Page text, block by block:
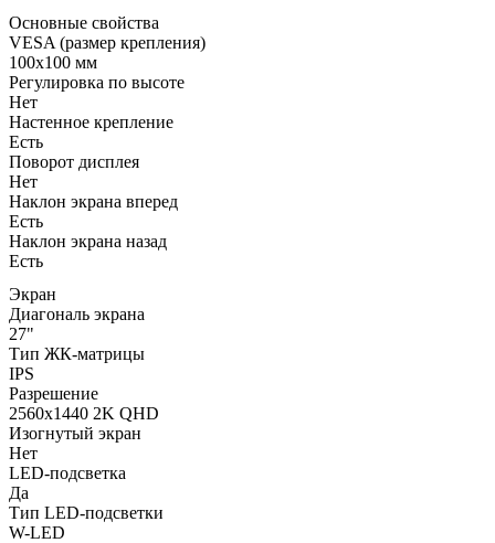
Основные свойства
VESA (размер крепления)
100x100 мм
Регулировка по высоте
Нет
Настенное крепление
Есть
Поворот дисплея
Нет
Наклон экрана вперед
Есть
Наклон экрана назад
Есть
Экран
Диагональ экрана
27"
Тип ЖК-матрицы
IPS
Разрешение
2560x1440 2K QHD
Изогнутый экран
Нет
LED-подсветка
Да
Тип LED-подсветки
W-LED